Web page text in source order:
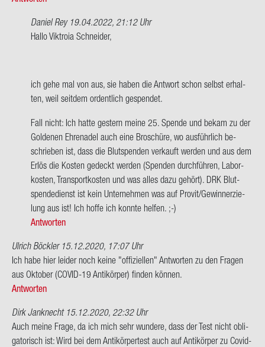
Daniel Rey19.04.2022, 21:12 Uhr
Ant­
Hallo
zu­
sam­
men,
Ich
hätte…
von
Vik­
to­
ria
Hallo Vik­troia Schnei­der,
ich gehe mal von aus, sie haben die Ant­wort schon selbst er­hal­
ten, weil seit­dem or­dent­lich ge­spen­det.
Fall nicht: Ich hatte ges­tern meine 25. Spen­de und bekam zu der
Gol­de­nen Eh­rena­del auch eine Bro­schü­re, wo aus­führ­lich be­
schrie­ben ist, dass die Blut­spen­den ver­kauft wer­den und aus dem
Erlös die Kos­ten ge­deckt wer­den (Spen­den durch­füh­ren, La­bor­
kos­ten, Trans­port­kos­ten und was alles dazu ge­hört). DRK Blut­
spen­de­dienst ist kein Un­ter­neh­men was auf Pro­vit/Ge­winn­erzie­
lung aus ist! Ich hoffe ich konn­te hel­fen. ;-)
Antworten
Ulrich Böckler15.12.2020, 17:07 Uhr
Ich habe hier lei­der noch keine "of­fi­zi­el­len" Ant­wor­ten zu den Fra­gen
aus Ok­to­ber (COVID-​19 An­ti­kör­per) fin­den kön­nen.
Antworten
Dirk Janknecht15.12.2020, 22:32 Uhr
Auch meine Frage, da ich mich sehr wun­de­re, dass der Test nicht ob­li­
ga­to­risch ist: Wird bei dem An­ti­kör­per­test auch auf An­ti­kör­per zu Covid-​